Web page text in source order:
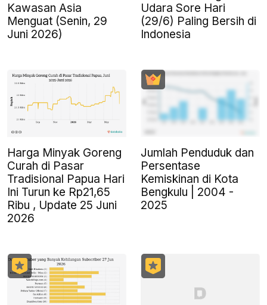
Kawasan Asia
Menguat (Senin, 29
Juni 2026)
Udara Sore Hari
(29/6) Paling Bersih di
Indonesia
Harga Minyak Goreng
Curah di Pasar
Tradisional Papua Hari
Ini Turun ke Rp21,65
Ribu , Update 25 Juni
2026
Jumlah Penduduk dan
Persentase
Kemiskinan di Kota
Bengkulu | 2004 -
2025